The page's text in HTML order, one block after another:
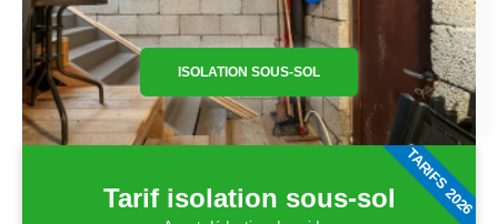
ISOLATION SOUS-SOL
Tarif isolation sous-sol TARIFS 2026